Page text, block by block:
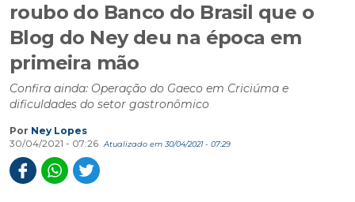
roubo do Banco do Brasil que o
Blog do Ney deu na época em
primeira mão
Confira ainda: Operação do Gaeco em Criciúma e
dificuldades do setor gastronômico
Por Ney Lopes
30/04/2021 - 07:26
Atualizado em 30/04/2021 - 07:29